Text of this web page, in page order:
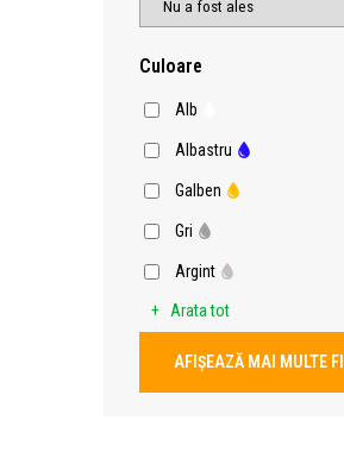
Culoare
Alb
Albastru
Galben
Gri
Argint
Arata tot
AFIȘEAZĂ MAI MULTE